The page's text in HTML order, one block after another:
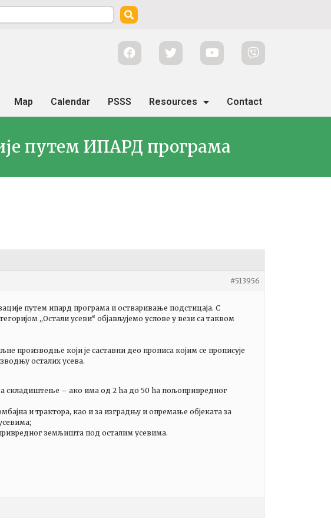
Map Calendar PSSS Resources Contact
путем ИПАРД програма
#513956
путем ипард програма и остваривање подстицаја. С
,,Остали усеви“ објављујемо услове у вези са таквом
производње који је саставни део прописа којим се прописује
осталих усева.
складиштење – ако има од 2 ha до 50 ha пољопривредног
и трактора, као и за изградњу и опремање објеката за
земљишта под осталим усевима.